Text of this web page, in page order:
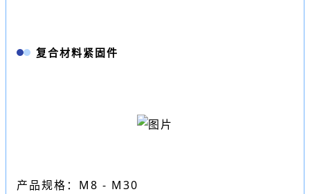
复合材料紧固件
产品规格：M8 - M30